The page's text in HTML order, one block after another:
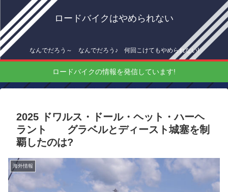
ロードバイクはやめられない
なんでだろう～ なんでだろう♪ 何回こけてもやめられない!
ロードバイクの情報を発信しています!
2025 ドワルス・ドール・ヘット・ハーヘ
ラント グラベルとディースト城塞を制
覇したのは?
海外情報